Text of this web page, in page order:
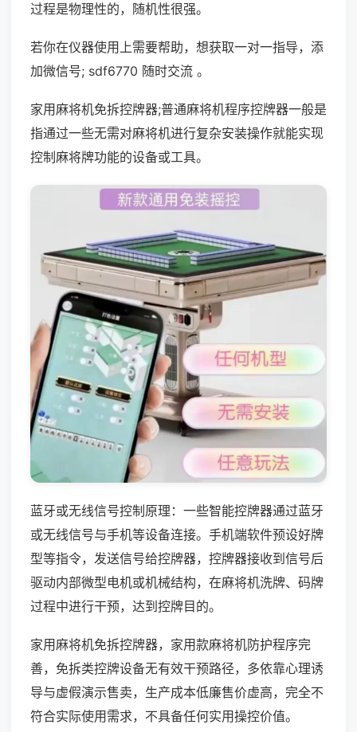
过程是物理性的，随机性很强。
若你在仪器使用上需要帮助，想获取一对一指导，添
加微信号; sdf6770 随时交流 。
家用麻将机免拆控牌器;普通麻将机程序控牌器一般是
指通过一些无需对麻将机进行复杂安装操作就能实现
控制麻将牌功能的设备或工具。
蓝牙或无线信号控制原理：一些智能控牌器通过蓝牙
或无线信号与手机等设备连接。手机端软件预设好牌
型等指令，发送信号给控牌器，控牌器接收到信号后
驱动内部微型电机或机械结构，在麻将机洗牌、码牌
过程中进行干预，达到控牌目的。
家用麻将机免拆控牌器，家用款麻将机防护程序完
善，免拆类控牌设备无有效干预路径，多依靠心理诱
导与虚假演示售卖，生产成本低廉售价虚高，完全不
符合实际使用需求，不具备任何实用操控价值。